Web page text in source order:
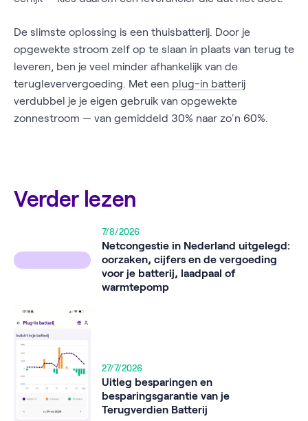
De slimste oplossing is een thuisbatterij. Door je
opgewekte stroom zelf op te slaan in plaats van terug te
leveren, ben je veel minder afhankelijk van de
terugleververgoeding. Met een plug-in batterij
verdubbel je je eigen gebruik van opgewekte
zonnestroom — van gemiddeld 30% naar zo'n 60%.
Verder lezen
7/8/2026
Netcongestie in Nederland uitgelegd:
oorzaken, cijfers en de vergoeding
voor je batterij, laadpaal of
warmtepomp
27/7/2026
Uitleg besparingen en
besparingsgarantie van je
Terugverdien Batterij